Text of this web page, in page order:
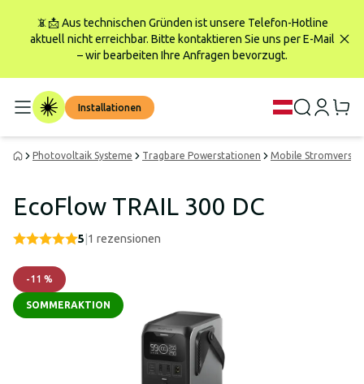
📵📩 Aus technischen Gründen ist unsere Telefon-Hotline
aktuell nicht erreichbar. Bitte kontaktieren Sie uns per E-Mail
– wir bearbeiten Ihre Anfragen bevorzugt.
Installationen
Photovoltaik Systeme Tragbare Powerstationen Mobile
EcoFlow TRAIL 300 DC
5 1 rezensionen
-11 %
SOMMERAKTION